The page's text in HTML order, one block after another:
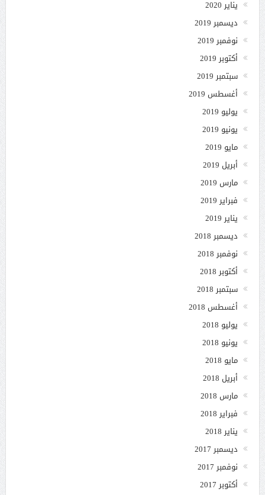
يناير 2020
ديسمبر 2019
نوفمبر 2019
أكتوبر 2019
سبتمبر 2019
أغسطس 2019
يوليو 2019
يونيو 2019
مايو 2019
أبريل 2019
مارس 2019
فبراير 2019
يناير 2019
ديسمبر 2018
نوفمبر 2018
أكتوبر 2018
سبتمبر 2018
أغسطس 2018
يوليو 2018
يونيو 2018
مايو 2018
أبريل 2018
مارس 2018
فبراير 2018
يناير 2018
ديسمبر 2017
نوفمبر 2017
أكتوبر 2017